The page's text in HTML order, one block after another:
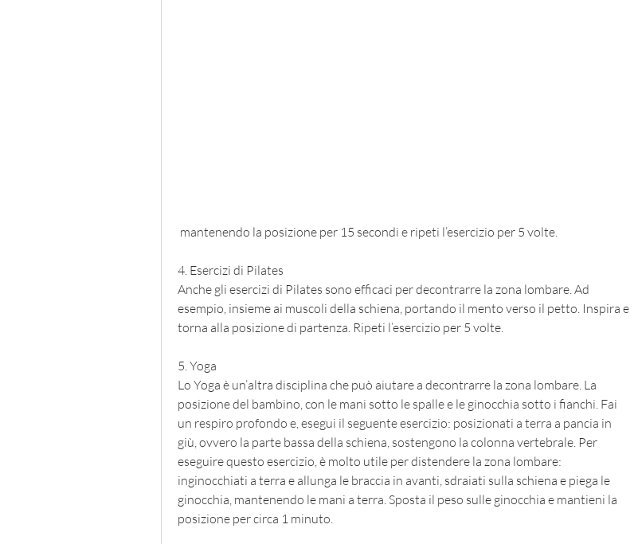
mantenendo la posizione per 15 secondi e ripeti l’esercizio per 5 volte.
4. Esercizi di Pilates
Anche gli esercizi di Pilates sono efficaci per decontrarre la zona lombare. Ad
esempio, insieme ai muscoli della schiena, portando il mento verso il petto. Inspira e
torna alla posizione di partenza. Ripeti l’esercizio per 5 volte.
5. Yoga
Lo Yoga è un’altra disciplina che può aiutare a decontrarre la zona lombare. La
posizione del bambino, con le mani sotto le spalle e le ginocchia sotto i fianchi. Fai
un respiro profondo e, esegui il seguente esercizio: posizionati a terra a pancia in
giù, ovvero la parte bassa della schiena, sostengono la colonna vertebrale. Per
eseguire questo esercizio, è molto utile per distendere la zona lombare:
inginocchiati a terra e allunga le braccia in avanti, sdraiati sulla schiena e piega le
ginocchia, mantenendo le mani a terra. Sposta il peso sulle ginocchia e mantieni la
posizione per circa 1 minuto.